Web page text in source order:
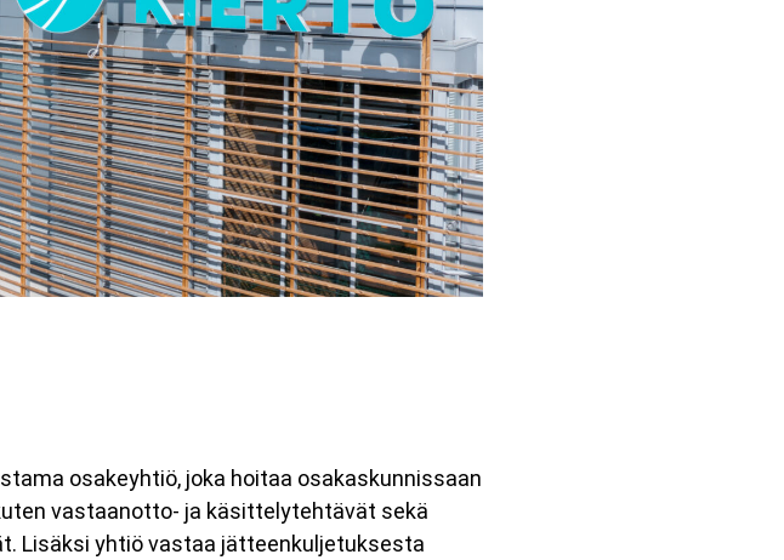
osakeyhtiö, joka hoitaa osakaskunnissaan
vastaanotto- ja käsittelytehtävät sekä
Lisäksi yhtiö vastaa jätteenkuljetuksesta